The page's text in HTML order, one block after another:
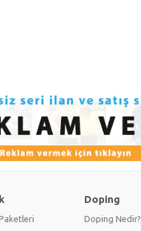
Doping
Doping Nedir?